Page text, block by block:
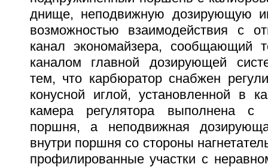
днище, неподвижную дозирующую
возможностью взаимодействия с
канал экономайзера, сообщающий
каналом главной дозирующей
тем, что карбюратор снабжен
конусной иглой, установленной в
камера регулятора выполнена с
поршня, а неподвижная
внутри поршня со стороны
профилированные участки с